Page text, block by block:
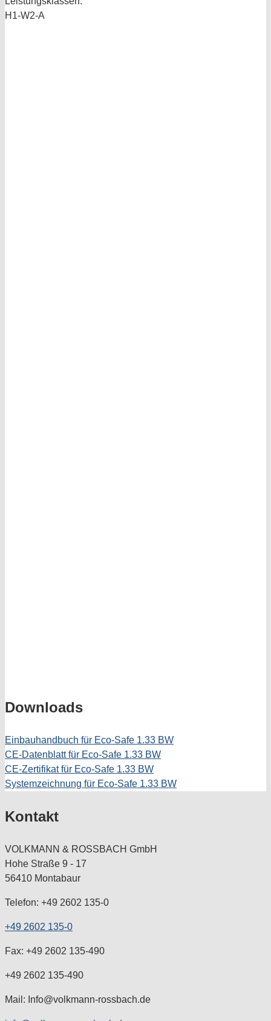
H1-W2-A
Downloads
Einbauhandbuch für Eco-Safe 1.33 BW
CE-Datenblatt für Eco-Safe 1.33 BW
CE-Zertifikat für Eco-Safe 1.33 BW
Systemzeichnung für Eco-Safe 1.33 BW
Kontakt
VOLKMANN & ROSSBACH GmbH
Hohe Straße 9 - 17
56410 Montabaur
Telefon: +49 2602 135-0
+49 2602 135-0
Fax: +49 2602 135-490
+49 2602 135-490
Mail: Info@volkmann-rossbach.de